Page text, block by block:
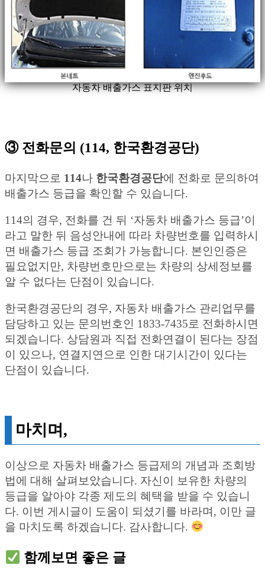
자동차 배출가스 표지판 위치
③ 전화문의 (114, 한국환경공단)
마지막으로 114나 한국환경공단에 전화로 문의하여
배출가스 등급을 확인할 수 있습니다.
114의 경우, 전화를 건 뒤 ‘자동차 배출가스 등급’이
라고 말한 뒤 음성안내에 따라 차량번호를 입력하시
면 배출가스 등급 조회가 가능합니다. 본인인증은
필요없지만, 차량번호만으로는 차량의 상세정보를
알 수 없다는 단점이 있습니다.
한국환경공단의 경우, 자동차 배출가스 관리업무를
담당하고 있는 문의번호인 1833-7435로 전화하시면
되겠습니다. 상담원과 직접 전화연결이 된다는 장점
이 있으나, 연결지연으로 인한 대기시간이 있다는
단점이 있습니다.
마치며,
이상으로 자동차 배출가스 등급제의 개념과 조회방
법에 대해 살펴보았습니다. 자신이 보유한 차량의
등급을 알아야 각종 제도의 혜택을 받을 수 있습니
다. 이번 게시글이 도움이 되셨기를 바라며, 이만 글
을 마치도록 하겠습니다. 감사합니다.
함께보면 좋은 글